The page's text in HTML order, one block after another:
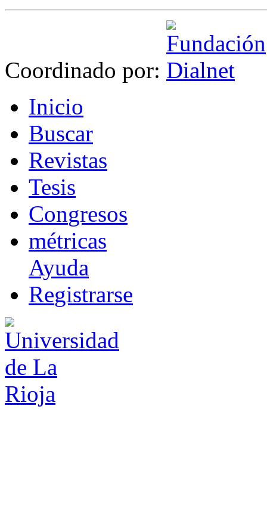
Coordinado por:
Inicio
Buscar
Revistas
Tesis
Congresos
métricas
Ayuda
Registrarse